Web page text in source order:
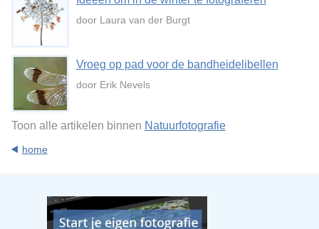
door Laura van der Burgt
Vroeg op pad voor de bandheidelibellen
door Erik Nevels
Toon alle artikelen binnen Natuurfotografie
home